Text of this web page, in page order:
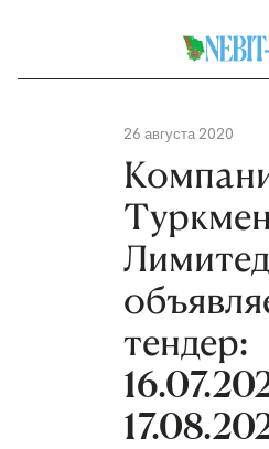
26 августа 2020
тендер: